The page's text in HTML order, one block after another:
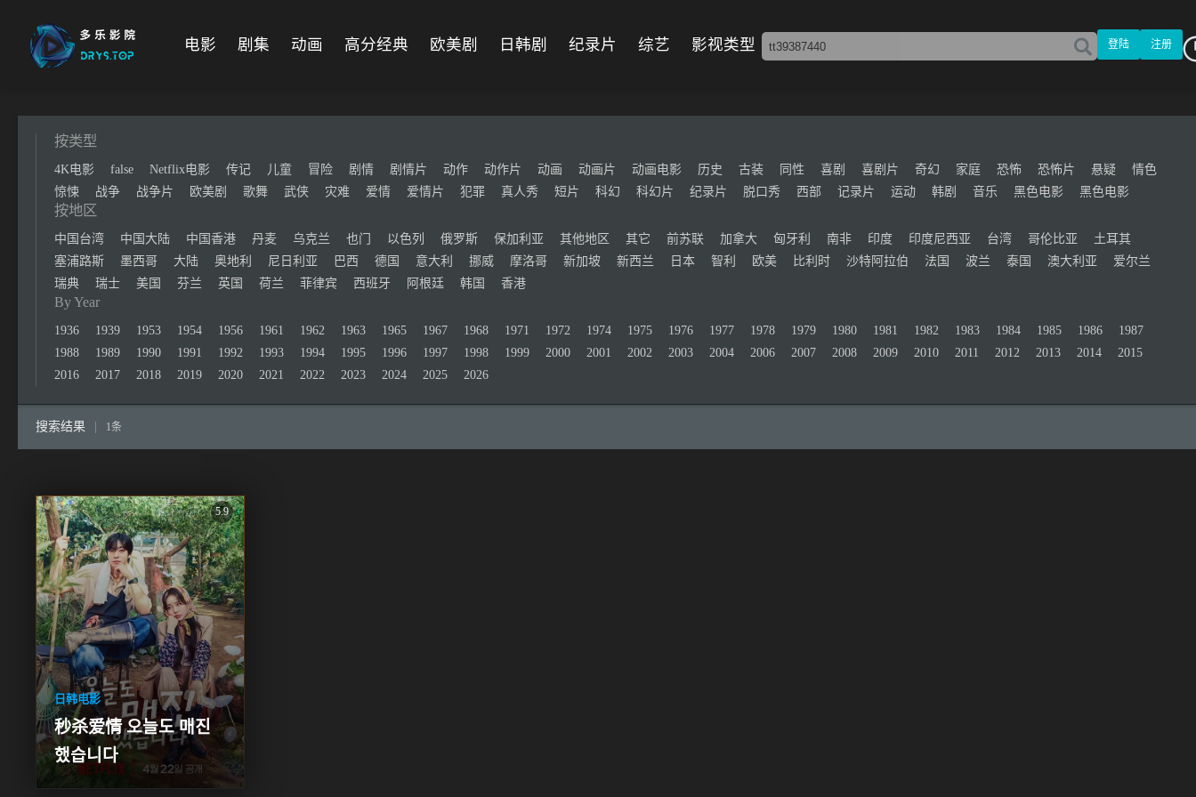
电影 剧集 动画 高分经典 欧美剧 日韩剧 纪录片 综艺 影视类型 登陆 注册
按类型
4K电影 false Netflix电影 传记 儿童 冒险 剧情 剧情片 动作 动作片 动画 动画片 动画电影 历史 古装 同性 喜剧 喜剧片 奇幻 家庭 恐怖 恐怖片 悬疑
情色
惊悚
战争 战争片 欧美剧 歌舞 武侠 灾难 爱情 爱情片 犯罪 真人秀 短片 科幻 科幻片 纪录片 脱口秀 西部 记录片 运动 韩剧 音乐 黑色电影 黑色电影
按地区
中国台湾 中国大陆 中国香港 丹麦 乌克兰 也门 以色列 俄罗斯 保加利亚 其他地区 其它 前苏联 加拿大 匈牙利 南非 印度 印度尼西亚 台湾 哥伦比亚
土耳其
塞浦路斯
墨西哥 大陆 奥地利 尼日利亚 巴西 德国 意大利 挪威 摩洛哥 新加坡 新西兰 日本 智利 欧美 比利时 沙特阿拉伯 法国 波兰 泰国 澳大利亚
爱尔兰
瑞典
瑞士 美国 芬兰 英国 荷兰 菲律宾 西班牙 阿根廷 韩国 香港
By Year
1936 1939 1953 1954 1956 1961 1962 1963 1965 1967 1968 1971 1972 1974 1975 1976 1977 1978 1979 1980 1981 1982 1983 1984 1985 1986
1987
1988
1989 1990 1991 1992 1993 1994 1995 1996 1997 1998 1999 2000 2001 2002 2003 2004 2006 2007 2008 2009 2010 2011 2012 2013 2014
2015
2016
2017 2018 2019 2020 2021 2022 2023 2024 2025 2026
搜索结果 1条
5.9
日韩电影
秒杀爱情 오늘도 매진
했습니다